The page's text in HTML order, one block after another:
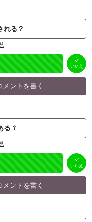
れる？
いいえ
メントを書く
る？
いいえ
メントを書く